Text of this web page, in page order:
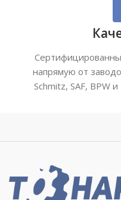
напрямую от
Schmitz, SAF, BPW